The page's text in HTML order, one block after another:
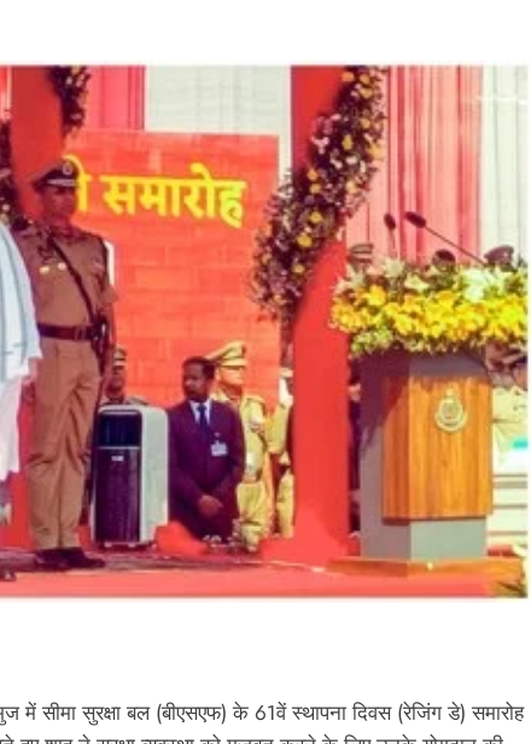
सीमा सुरक्षा बल (बीएसएफ) के 61वें स्थापना दिवस (रेजिंग डे) समारोह
भारतीय अटल सेना राष्ट्रवादी महिला मोर्चा ने
बाढ़ पीड़ितों के लिए बढ़ाया सहयोग का हाथ,
गुवाहाटी प्रेस क्लब को सौंपी राहत सामग्री
July 29, 2026